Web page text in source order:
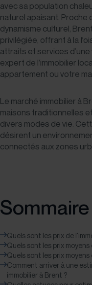
avec sa population
naturel apaisant. Proche
dynamisme culturel,
privilégiée, offrant à la
attraits et services
expert de l’immobilier
appartement ou votre
Le marché immobilier à
maisons traditionnelles
divers modes de vie.
désirent un
connectés aux zones
Sommaire
Quels sont les prix de
Quels sont les prix
Quels sont les prix
Comment arriver à une
immobilier à Brent ?